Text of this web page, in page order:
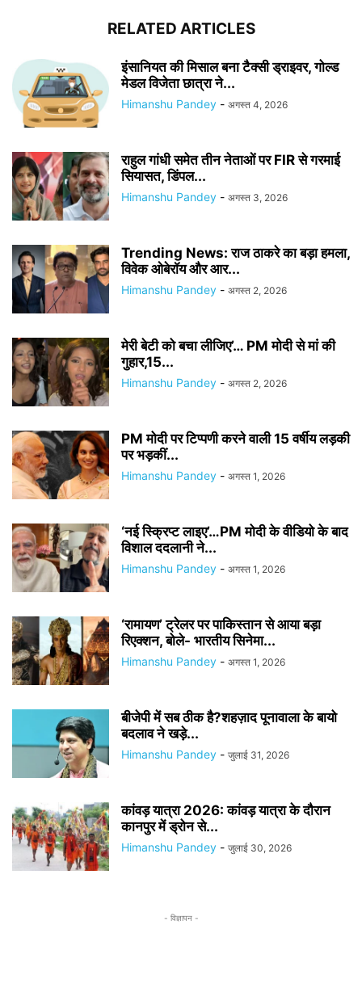
RELATED ARTICLES
इंसानियत की मिसाल बना टैक्सी ड्राइवर, गोल्ड
मेडल विजेता छात्रा ने...
Himanshu Pandey - अगस्त 4, 2026
राहुल गांधी समेत तीन नेताओं पर FIR से गरमाई
सियासत, डिंपल...
Himanshu Pandey - अगस्त 3, 2026
Trending News: राज ठाकरे का बड़ा हमला,
विवेक ओबेरॉय और आर...
Himanshu Pandey - अगस्त 2, 2026
मेरी बेटी को बचा लीजिए’… PM मोदी से मां की
गुहार,15...
Himanshu Pandey - अगस्त 2, 2026
PM मोदी पर टिप्पणी करने वाली 15 वर्षीय लड़की
पर भड़कीं...
Himanshu Pandey - अगस्त 1, 2026
‘नई स्क्रिप्ट लाइए’…PM मोदी के वीडियो के बाद
विशाल ददलानी ने...
Himanshu Pandey - अगस्त 1, 2026
‘रामायण’ ट्रेलर पर पाकिस्तान से आया बड़ा
रिएक्शन, बोले- भारतीय सिनेमा...
Himanshu Pandey - अगस्त 1, 2026
बीजेपी में सब ठीक है?शहज़ाद पूनावाला के बायो
बदलाव ने खड़े...
Himanshu Pandey - जुलाई 31, 2026
कांवड़ यात्रा 2026: कांवड़ यात्रा के दौरान
कानपुर में ड्रोन से...
Himanshu Pandey - जुलाई 30, 2026
- विज्ञापन -